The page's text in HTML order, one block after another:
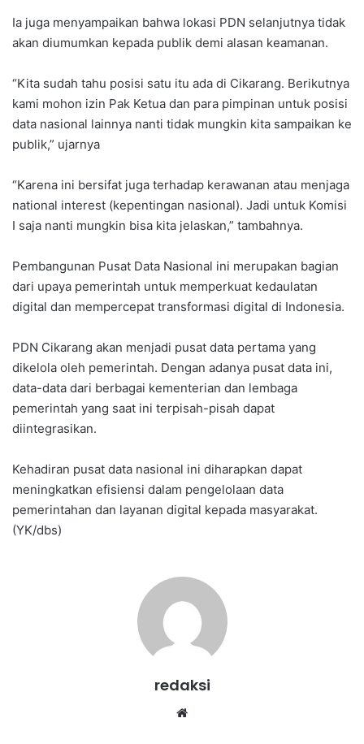
Ia juga menyampaikan bahwa lokasi PDN selanjutnya tidak
akan diumumkan kepada publik demi alasan keamanan.
“Kita sudah tahu posisi satu itu ada di Cikarang. Berikutnya
kami mohon izin Pak Ketua dan para pimpinan untuk posisi
data nasional lainnya nanti tidak mungkin kita sampaikan ke
publik,” ujarnya
“Karena ini bersifat juga terhadap kerawanan atau menjaga
national interest (kepentingan nasional). Jadi untuk Komisi
I saja nanti mungkin bisa kita jelaskan,” tambahnya.
Pembangunan Pusat Data Nasional ini merupakan bagian
dari upaya pemerintah untuk memperkuat kedaulatan
digital dan mempercepat transformasi digital di Indonesia.
PDN Cikarang akan menjadi pusat data pertama yang
dikelola oleh pemerintah. Dengan adanya pusat data ini,
data-data dari berbagai kementerian dan lembaga
pemerintah yang saat ini terpisah-pisah dapat
diintegrasikan.
Kehadiran pusat data nasional ini diharapkan dapat
meningkatkan efisiensi dalam pengelolaan data
pemerintahan dan layanan digital kepada masyarakat.
(YK/dbs)
redaksi